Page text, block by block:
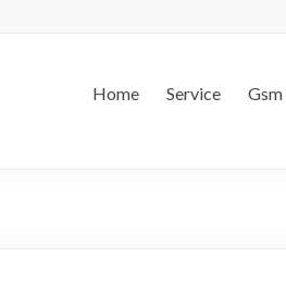
Home Service Gsm